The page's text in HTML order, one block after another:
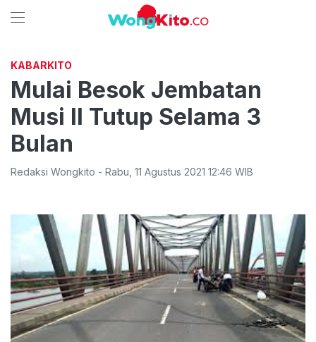
KABARKITO
Mulai Besok Jembatan
Musi II Tutup Selama 3
Bulan
Redaksi Wongkito - Rabu 11 Agustus 2021 12:46 WIB